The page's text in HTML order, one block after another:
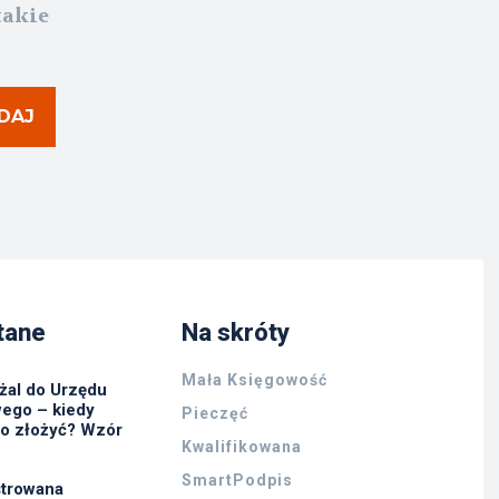
do Urzędu
– kiedy
złożyć? Wzór
Na skróty
Mała Księgowość
Pieczęć
Kwalifikowana
SmartPodpis